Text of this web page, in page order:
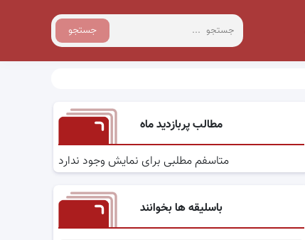
جستجو
مطالب پربازدید ماه
متاسفم مطلبی برای نمایش وجود ندارد
باسلیقه ها بخوانند